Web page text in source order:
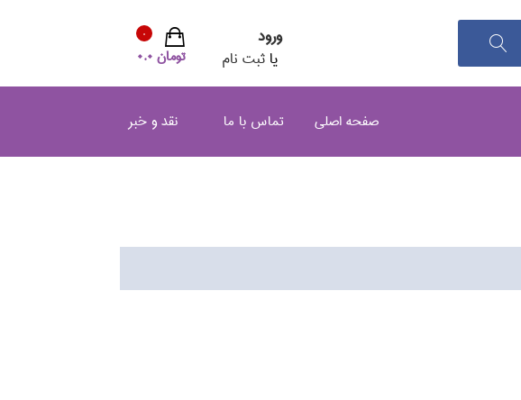
ورود
یا ثبت نام تومان 0.0
0
صفحه اصلی تماس با ما نقد و خبر